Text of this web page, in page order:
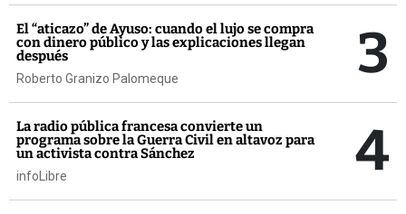
El “aticazo” de Ayuso: cuando el lujo se compra
con dinero público y las explicaciones llegan
después
Roberto Granizo Palomeque 3
La radio pública francesa convierte un
programa sobre la Guerra Civil en altavoz para
un activista contra Sánchez
infoLibre 4